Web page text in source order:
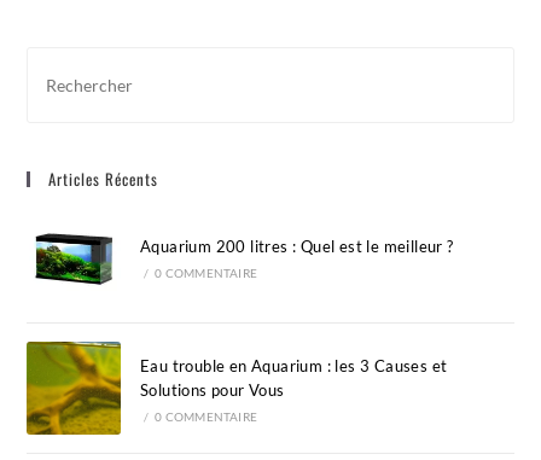
Articles Récents
Aquarium 200 litres : Quel est le meilleur ?
/ 0 COMMENTAIRE
Eau trouble en Aquarium : les 3 Causes et
Solutions pour Vous
/ 0 COMMENTAIRE